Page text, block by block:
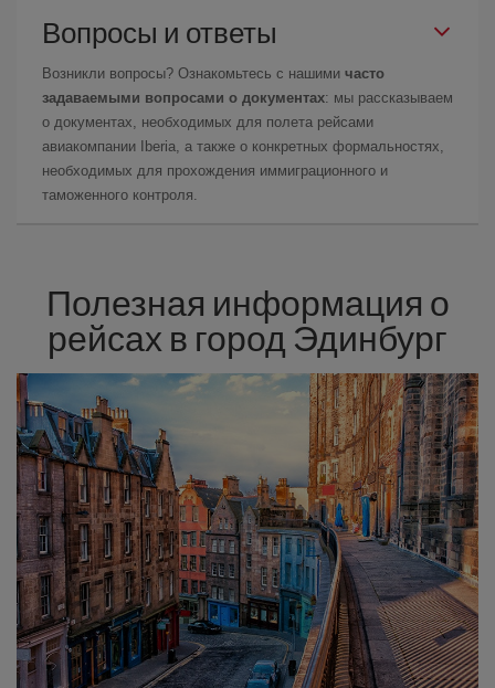
Вопросы и ответы
Возникли вопросы? Ознакомьтесь с нашими часто
задаваемыми вопросами о документах: мы рассказываем
о документах, необходимых для полета рейсами
авиакомпании Iberia, а также о конкретных формальностях,
необходимых для прохождения иммиграционного и
таможенного контроля.
Полезная информация о
рейсах в город Эдинбург